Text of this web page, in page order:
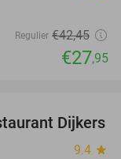
Regulier €42,45
€27,95
39%
Dijkers
9.4 star